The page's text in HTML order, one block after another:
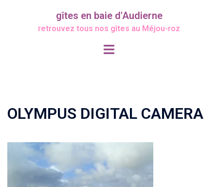
gîtes en baie d'Audierne
retrouvez tous nos gîtes au Méjou-roz
Ouvrir/fermer
OLYMPUS DIGITAL CAMERA